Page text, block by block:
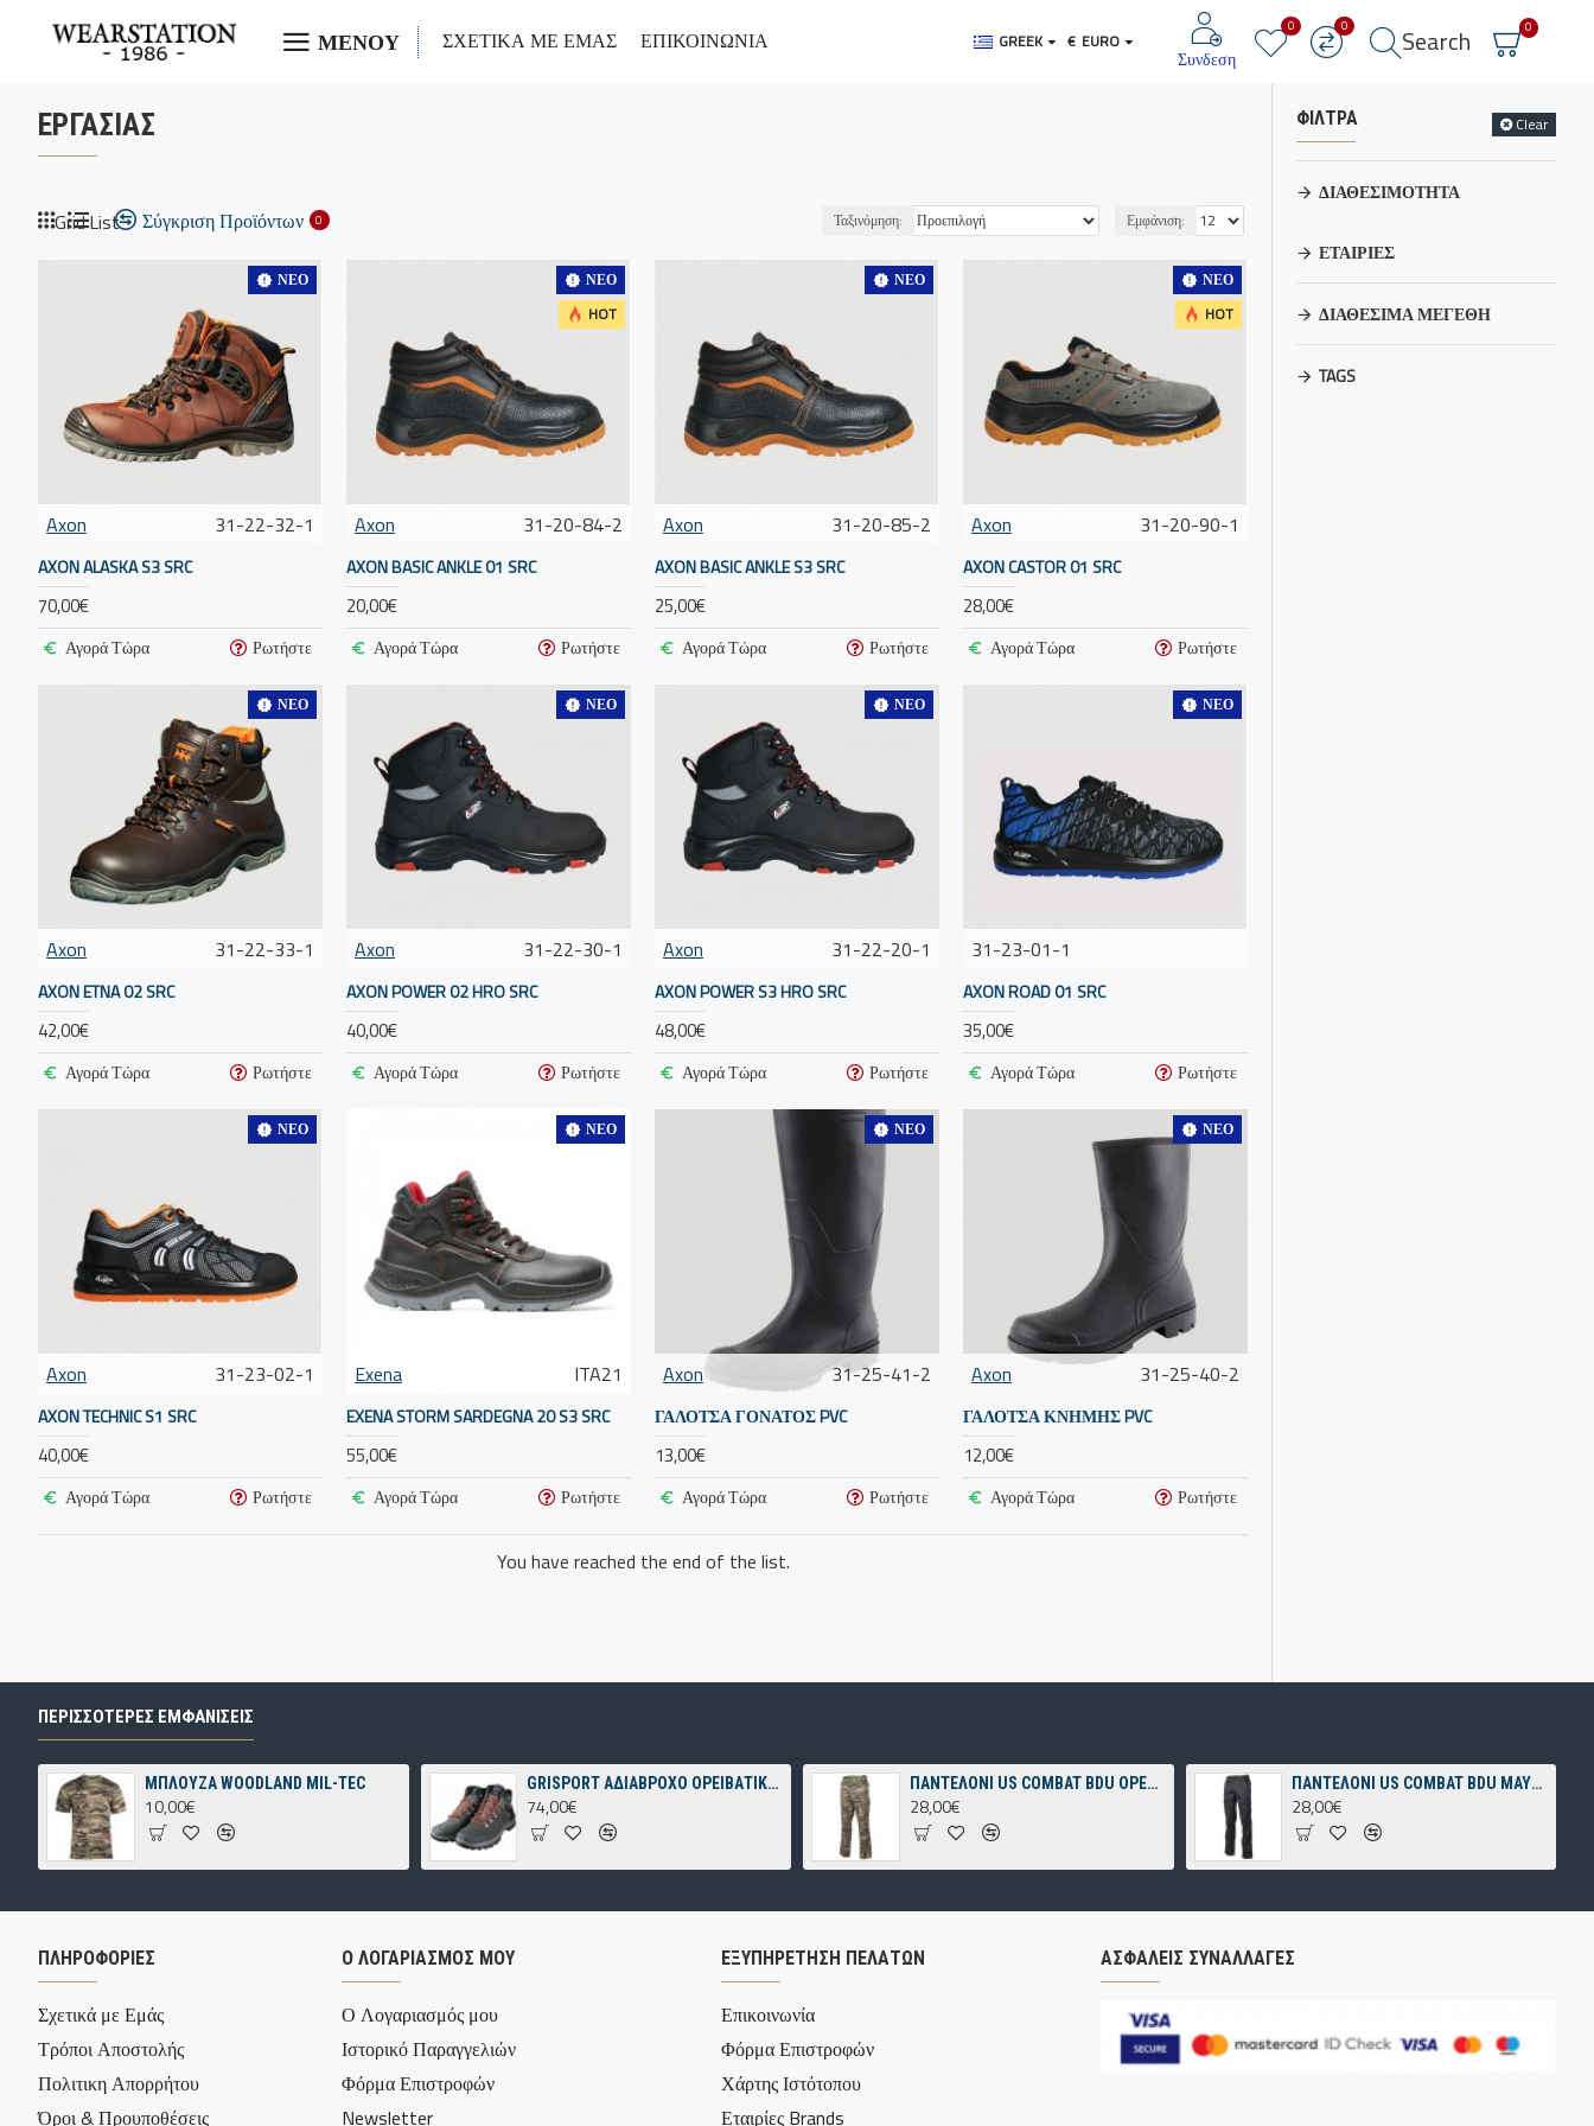
ΜΕΝΟΥ ΣΧΕΤΙΚΑ ΜΕ ΕΜΑΣ ΕΠΙΚΟΙΝΩΝΙΑ GREEK € EURO
Συνδεση
0 0 Search 0
ΕΡΓΑΣΊΑΣ
GridList Σύγκριση Προϊόντων 0 Ταξινόμηση: Εμφάνιση:
ΝΈΟ
Axon 31-22-32-1
AXON ALASKA S3 SRC
70,00€
Αγορά Τώρα Ρωτήστε
ΝΈΟ
HOT
Axon 31-20-84-2
AXON BASIC ANKLE 01 SRC
20,00€
Αγορά Τώρα Ρωτήστε
ΝΈΟ
Axon 31-20-85-2
AXON BASIC ANKLE S3 SRC
25,00€
Αγορά Τώρα Ρωτήστε
ΝΈΟ
HOT
Axon 31-20-90-1
AXON CASTOR 01 SRC
28,00€
Αγορά Τώρα Ρωτήστε
ΝΈΟ
Axon 31-22-33-1
AXON ETNA 02 SRC
42,00€
Αγορά Τώρα Ρωτήστε
ΝΈΟ
Axon 31-22-30-1
AXON POWER 02 HRO SRC
40,00€
Αγορά Τώρα Ρωτήστε
ΝΈΟ
Axon 31-22-20-1
AXON POWER S3 HRO SRC
48,00€
Αγορά Τώρα Ρωτήστε
ΝΈΟ
31-23-01-1
AXON ROAD 01 SRC
35,00€
Αγορά Τώρα Ρωτήστε
ΝΈΟ
Axon 31-23-02-1
AXON TECHNIC S1 SRC
40,00€
Αγορά Τώρα Ρωτήστε
ΝΈΟ
Exena ITA21
EXENA STORM SARDEGNA 20 S3 SRC
55,00€
Αγορά Τώρα Ρωτήστε
ΝΈΟ
Axon 31-25-41-2
ΓΑΛΟΤΣΑ ΓΟΝΑΤΟΣ PVC
13,00€
Αγορά Τώρα Ρωτήστε
ΝΈΟ
Axon 31-25-40-2
ΓΑΛΟΤΣΑ ΚΝΗΜΗΣ PVC
12,00€
Αγορά Τώρα Ρωτήστε
You have reached the end of the list.
ΦΙΛΤΡΑ Clear
ΕΤΑΙΡΊΕΣ
ΔΙΑΘΈΣΙΜΑ ΜΕΓΈΘΗ
TAGS
ΔΙΑΘΕΣΙΜΌΤΗΤΑ
ΠΕΡΙΣΣΌΤΕΡΕΣ ΕΜΦΑΝΊΣΕΙΣ
ΜΠΛΟΥΖΑ WOODLAND MIL-TEC
10,00€
GRISPORT ΑΔΙΑΒΡΟΧΟ ΟΡΕΙΒΑΤΙΚΟ ΠΑΠΟΥΤΣΙ ΓΚΡΙ
74,00€
ΠΑΝΤΕΛΟΝΙ US COMBAT BDU OPERATION-CAMO
28,00€
ΠΑΝΤΕΛΟΝΙ US COMBAT BDU ΜΑΥΡΟ
28,00€
ΠΛΗΡΟΦΟΡΊΕΣ
Σχετικά με Εμάς
Τρόποι Αποστολής
Πολιτικη Απορρήτου
Όροι & Προυποθέσεις
Ο ΛΟΓΑΡΙΑΣΜΌΣ ΜΟΥ
Ο Λογαριασμός μου
Ιστορικό Παραγγελιών
Φόρμα Επιστροφών
Newsletter
ΕΞΥΠΗΡΈΤΗΣΗ ΠΕΛΑΤΏΝ
Επικοινωνία
Φόρμα Επιστροφών
Χάρτης Ιστότοπου
Εταιρίες Brands
ΑΣΦΑΛΕΊΣ ΣΥΝΑΛΛΑΓΈΣ